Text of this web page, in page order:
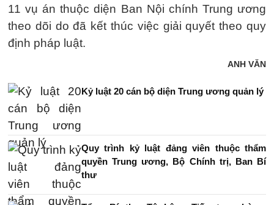
11 vụ án thuộc diện Ban Nội chính Trung ương
theo dõi do đã kết thúc việc giải quyết theo quy
định pháp luật.
ANH VĂN
Kỷ luật 20 cán bộ diện Trung ương quản lý
Quy trình kỷ luật đảng viên thuộc thẩm
quyền Trung ương, Bộ Chính trị, Ban Bí
thư